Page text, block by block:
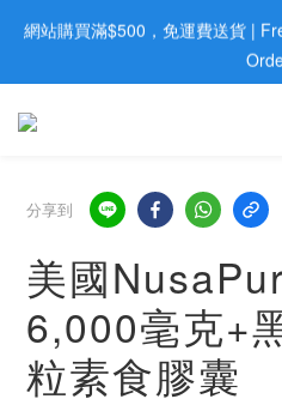
歡迎親臨旺角店購買：旺角弼街
WhatsApp
網站購買滿$500，免運費送貨 |
歡迎親臨旺角店購買：旺角弼街
分享到
美國
6,000毫克+
粒素食膠囊